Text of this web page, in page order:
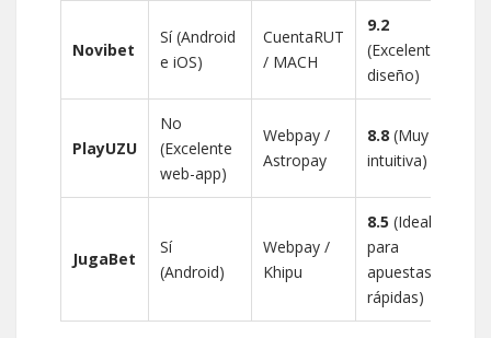
Novibet
Sí (Android
e iOS)
CuentaRUT
/ MACH
9.2
(Excelente
diseño)
PlayUZU
No
(Excelente
web-app)
Webpay /
Astropay
8.8 (Muy
intuitiva)
JugaBet
Sí
(Android)
Webpay /
Khipu
8.5 (Ideal
para
apuestas
rápidas)